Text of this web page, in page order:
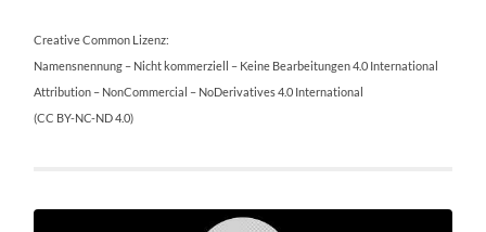
Creative Common Lizenz:
Namensnennung – Nicht kommerziell – Keine Bearbeitungen 4.0 International
Attribution – NonCommercial – NoDerivatives 4.0 International
(CC BY-NC-ND 4.0)